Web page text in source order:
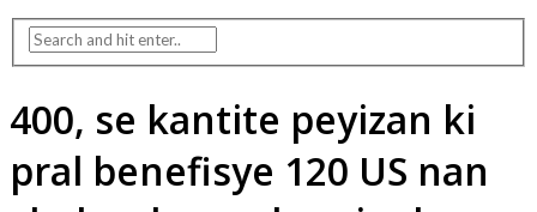
400, se kantite peyizan ki
pral benefisye 120 US nan